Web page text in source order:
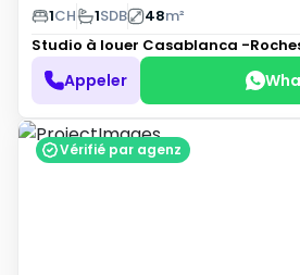
1CH 1SDB 48m²
Studio à louer Casablanca -
Appeler
Vérifié par agenz